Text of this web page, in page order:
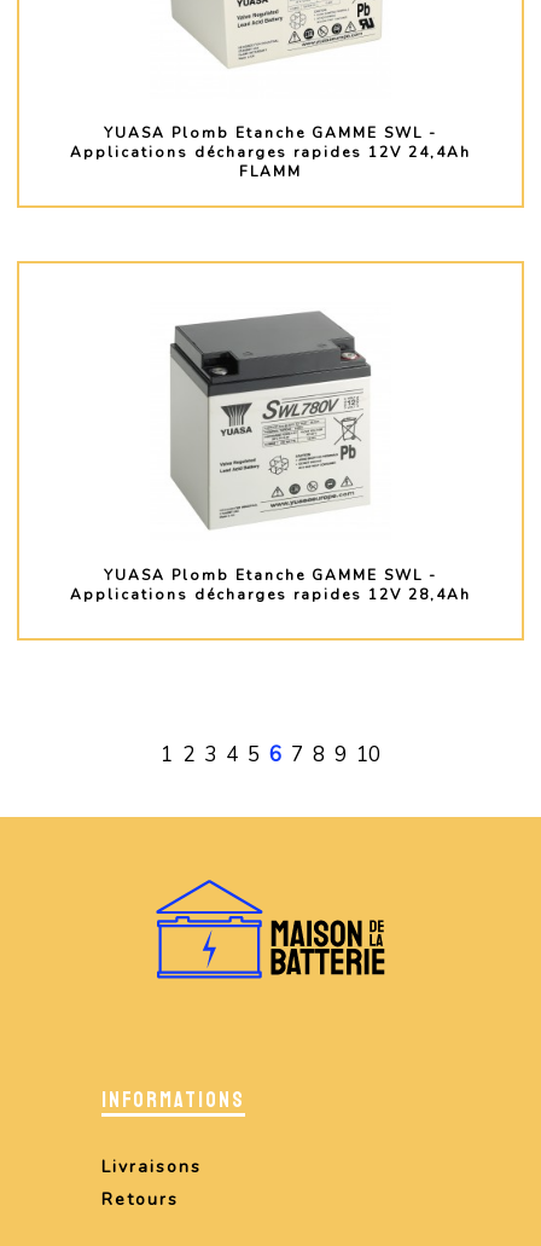
YUASA Plomb Etanche GAMME SWL -
Applications décharges rapides 12V 24,4Ah
FLAMM
YUASA Plomb Etanche GAMME SWL -
Applications décharges rapides 12V 28,4Ah
1 2 3 4 5 6 7 8 9 10
INFORMATIONS
Livraisons
Retours